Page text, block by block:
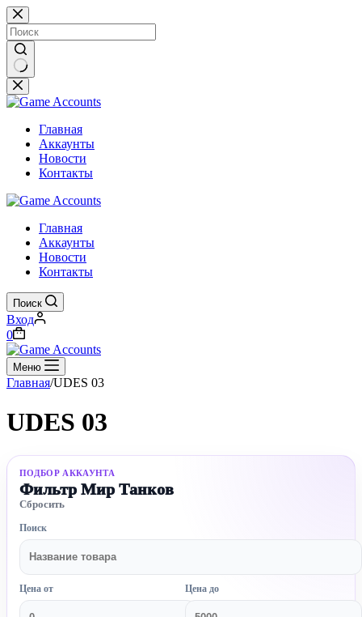
Перейти
к
сути
Ничего
не
Главная
Аккаунты
Новости
Контакты
Главная
Аккаунты
Новости
Контакты
Поиск
Вход
Корзина
0
Меню
Главная/UDES 03
UDES 03
ПОДБОР АККАУНТА
Фильтр Мир Танков
Сбросить
Поиск
Цена от Цена до